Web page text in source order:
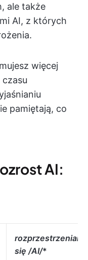
ale także
AI, z których
więcej
czasu
pamiętają, co
AI:
się /AI/*